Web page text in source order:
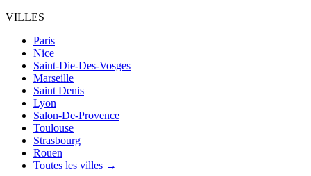
VILLES
Paris
Nice
Saint-Die-Des-Vosges
Marseille
Saint Denis
Lyon
Salon-De-Provence
Toulouse
Strasbourg
Rouen
Toutes les villes →